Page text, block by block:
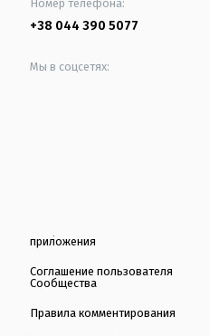
Номер телефона:
+38 044 390 5077
Мы в соцсетях:
приложения
Соглашение пользователя
Сообщества
Правила комментирования